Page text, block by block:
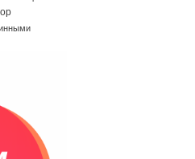
и ноутбуков